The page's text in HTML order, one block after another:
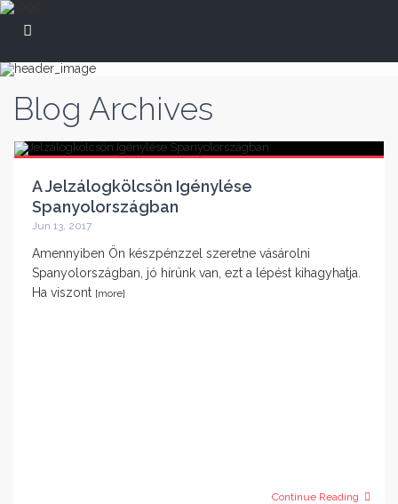
Blog Archives
A Jelzálogkölcsön Igénylése
Spanyolországban
Jun 13, 2017
Amennyiben Ön készpénzzel szeretne vásárolni
Spanyolországban, jó hírünk van, ezt a lépést kihagyhatja.
Ha viszont [more]
Continue Reading